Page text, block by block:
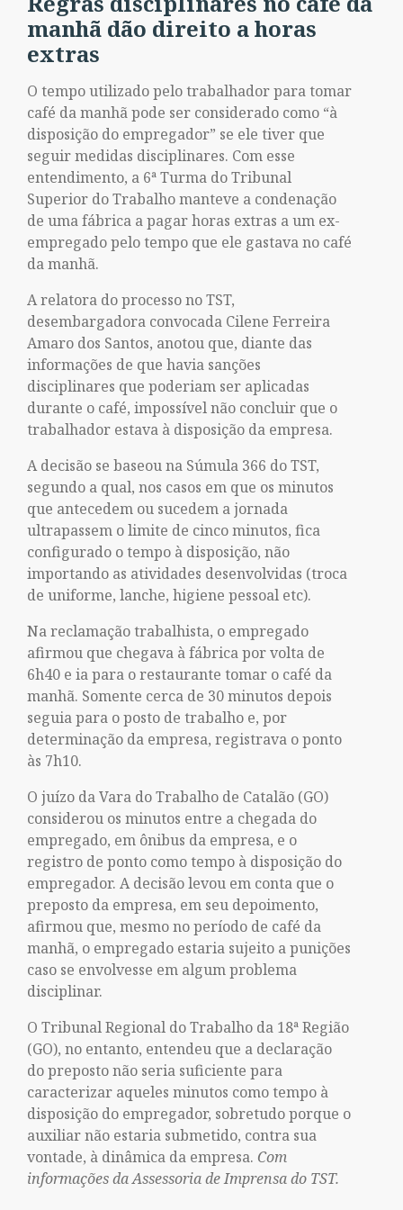
manhã dão direito a horas
extras
O tempo utilizado pelo trabalhador para tomar
café da manhã pode ser considerado como “à
disposição do empregador” se ele tiver que
seguir medidas disciplinares. Com esse
entendimento, a 6ª Turma do Tribunal
Superior do Trabalho manteve a condenação
de uma fábrica a pagar horas extras a um ex-
empregado pelo tempo que ele gastava no café
da manhã.
A relatora do processo no TST,
desembargadora convocada Cilene Ferreira
Amaro dos Santos, anotou que, diante das
informações de que havia sanções
disciplinares que poderiam ser aplicadas
durante o café, impossível não concluir que o
trabalhador estava à disposição da empresa.
A decisão se baseou na Súmula 366 do TST,
segundo a qual, nos casos em que os minutos
que antecedem ou sucedem a jornada
ultrapassem o limite de cinco minutos, fica
configurado o tempo à disposição, não
importando as atividades desenvolvidas (troca
de uniforme, lanche, higiene pessoal etc).
Na reclamação trabalhista, o empregado
afirmou que chegava à fábrica por volta de
6h40 e ia para o restaurante tomar o café da
manhã. Somente cerca de 30 minutos depois
seguia para o posto de trabalho e, por
determinação da empresa, registrava o ponto
às 7h10.
O juízo da Vara do Trabalho de Catalão (GO)
considerou os minutos entre a chegada do
empregado, em ônibus da empresa, e o
registro de ponto como tempo à disposição do
empregador. A decisão levou em conta que o
preposto da empresa, em seu depoimento,
afirmou que, mesmo no período de café da
manhã, o empregado estaria sujeito a punições
caso se envolvesse em algum problema
disciplinar.
O Tribunal Regional do Trabalho da 18ª Região
(GO), no entanto, entendeu que a declaração
do preposto não seria suficiente para
caracterizar aqueles minutos como tempo à
disposição do empregador, sobretudo porque o
auxiliar não estaria submetido, contra sua
vontade, à dinâmica da empresa. Com
informações da Assessoria de Imprensa do TST.